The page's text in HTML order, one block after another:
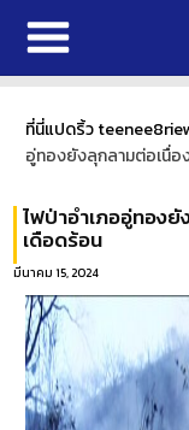
ที่นี่แปดริ้ว
อู่ทองยังลุกลามต่อเนื่อ
ไฟป่าอำเภออู่ทอง
เดือดร้อน
มีนาคม 15, 2024